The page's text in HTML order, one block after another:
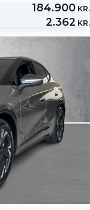
184.900 KR.
2.362 KR.